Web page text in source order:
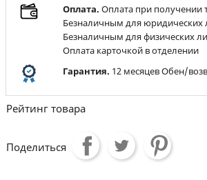
Оплата. Оплата при получении
Безналичным для юридических
Безналичным для физических
Оплата карточкой в отделении
Гарантия. 12 месяцев Обен/
Рейтинг товара
Поделиться